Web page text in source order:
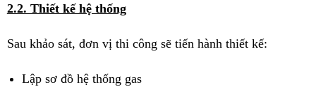
2.2. Thiết kế hệ thống
Sau khảo sát, đơn vị thi công sẽ tiến hành thiết kế:
Lập sơ đồ hệ thống gas